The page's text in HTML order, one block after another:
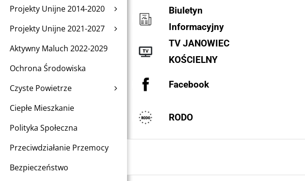
Projekty Unijne 2014-2020
Projekty Unijne 2021-2027
Aktywny Maluch 2022-2029
Ochrona Środowiska
Czyste Powietrze
Ciepłe Mieszkanie
Polityka Społeczna
Przeciwdziałanie Przemocy
Bezpieczeństwo
Biuletyn
Informacyjny
TV JANOWIEC
KOŚCIELNY
Facebook
RODO